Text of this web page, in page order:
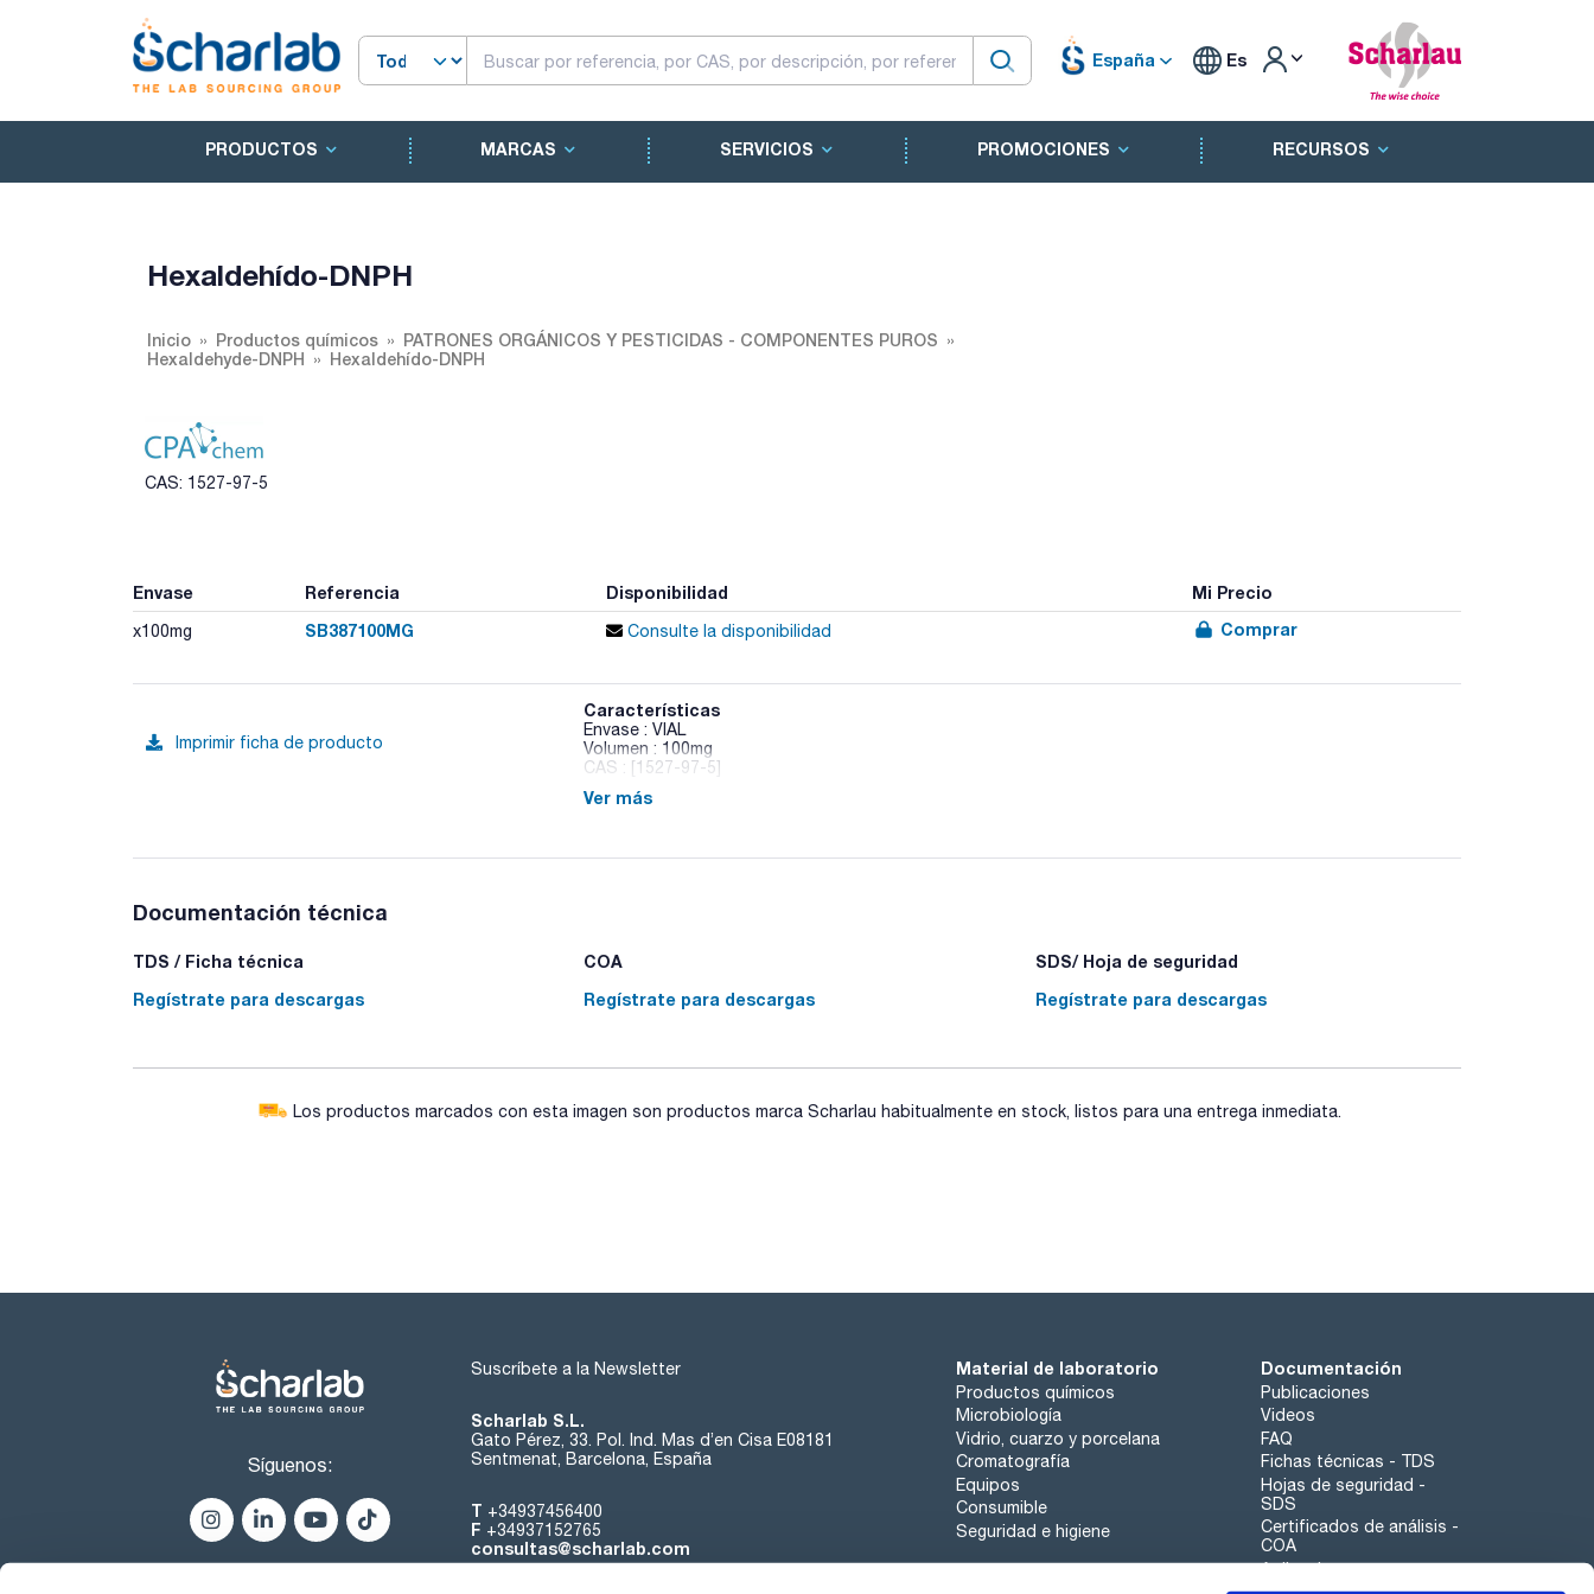
España Es
PRODUCTOS MARCAS SERVICIOS PROMOCIONES RECURSOS
Hexaldehído-DNPH
Inicio Productos químicos
PATRONES ORGÁNICOS Y PESTICIDAS - COMPONENTES PUROS
Hexaldehyde-DNPH
Hexaldehído-DNPH
CAS: 1527-97-5
Envase Referencia Disponibilidad Mi Precio
x100mg SB387100MG Consulte la disponibilidad Comprar
Imprimir ficha de producto
Características
Envase : VIAL
Volumen : 100mg
CAS : [1527-97-5]
Hexaldehyde-DNPH
Ver más
Documentación técnica
TDS / Ficha técnica
Regístrate para descargas
COA
Regístrate para descargas
SDS/ Hoja de seguridad
Regístrate para descargas
Los productos marcados con esta imagen son productos marca Scharlau habitualmente en stock, listos para una entrega inmediata.
Síguenos:
Suscríbete a la Newsletter
Scharlab S.L.
Gato Pérez, 33. Pol. Ind. Mas d’en Cisa E08181
Sentmenat, Barcelona, España
T +34937456400
F +34937152765
consultas@scharlab.com
Material de laboratorio
Productos químicos
Microbiología
Vidrio, cuarzo y porcelana
Cromatografía
Equipos
Consumible
Seguridad e higiene
Documentación
Publicaciones
Videos
FAQ
Fichas técnicas - TDS
Hojas de seguridad -
SDS
Certificados de análisis -
COA
Aplicaciones